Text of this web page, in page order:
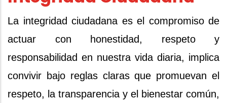
La integridad ciudadana es el compromiso de
actuar con honestidad, respeto y
responsabilidad en nuestra vida diaria, implica
convivir bajo reglas claras que promuevan el
respeto, la transparencia y el bienestar común,